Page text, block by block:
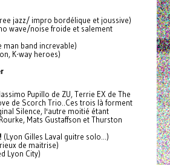
jazz/ impro bordélique et joussive)
wave/noise froide et salement
man band increvable)
K-way heroes)
Pupillo de ZU, Terrie EX de The
de Scorch Trio..Ces trois là forment
Silence, l'autre moitié étant
Mats Gustaffson et Thurston
(Lyon Gilles Laval guitre solo...)
de maitrise)
Lyon City)